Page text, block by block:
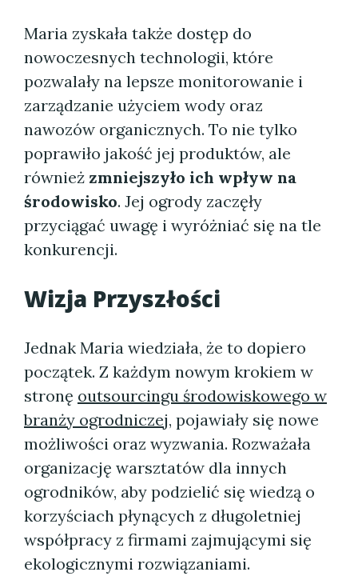
Maria zyskała także dostęp do
nowoczesnych technologii, które
pozwalały na lepsze monitorowanie i
zarządzanie użyciem wody oraz
nawozów organicznych. To nie tylko
poprawiło jakość jej produktów, ale
również zmniejszyło ich wpływ na
środowisko. Jej ogrody zaczęły
przyciągać uwagę i wyróżniać się na tle
konkurencji.
Wizja Przyszłości
Jednak Maria wiedziała, że to dopiero
początek. Z każdym nowym krokiem w
stronę outsourcingu środowiskowego w
branży ogrodniczej, pojawiały się nowe
możliwości oraz wyzwania. Rozważała
organizację warsztatów dla innych
ogrodników, aby podzielić się wiedzą o
korzyściach płynących z długoletniej
współpracy z firmami zajmującymi się
ekologicznymi rozwiązaniami.